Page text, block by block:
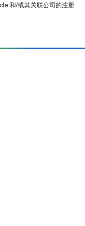
和/或其关联公司的注册